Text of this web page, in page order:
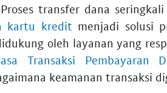
transfer dana
kartu kredit menjadi solusi
oleh layanan yang
Transaksi Pembayaran
keamanan transaksi